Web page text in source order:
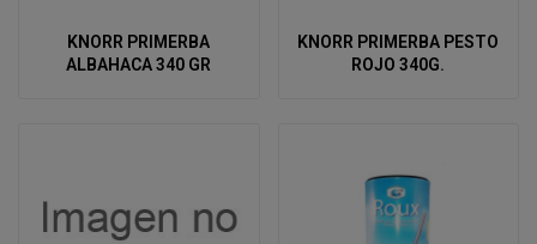
KNORR PRIMERBA
ALBAHACA 340 GR
KNORR PRIMERBA PESTO
ROJO 340G.